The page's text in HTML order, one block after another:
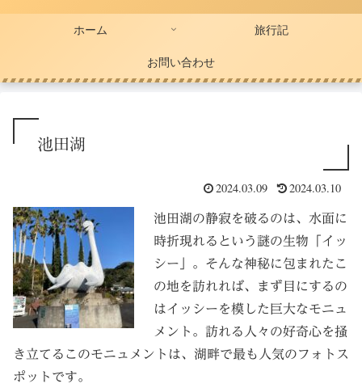
ホーム 旅行記
お問い合わせ
池田湖
2024.03.09 2024.03.10
池田湖の静寂を破るのは、水面に
時折現れるという謎の生物「イッ
シー」。そんな神秘に包まれたこ
の地を訪れれば、まず目にするの
はイッシーを模した巨大なモニュ
メント。訪れる人々の好奇心を掻
き立てるこのモニュメントは、湖畔で最も人気のフォトス
ポットです。